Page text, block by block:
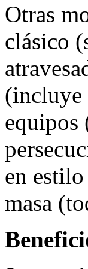
Otras
clásico
(incluye
equipos
en
masa